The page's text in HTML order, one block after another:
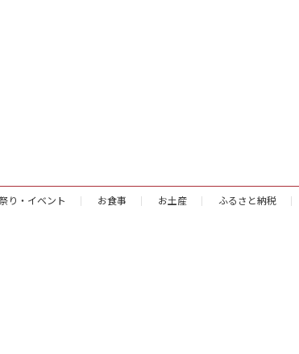
り・イベント お食事 お土産 ふるさと納税